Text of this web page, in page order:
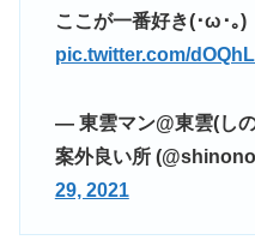
ここが一番好き(･ω･｡)
pic.twitter.com/
— 東雲マン@東雲(し
案外良い所
29, 2021